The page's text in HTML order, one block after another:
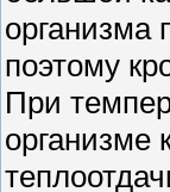
организма
поэтому
При
организме